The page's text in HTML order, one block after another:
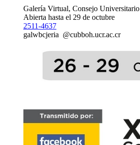
Galería Virtual, Consejo Universitario
Abierta hasta el 29 de octubre
2511-4637
galwbcjeria @cubboh.ucr.ac.cr